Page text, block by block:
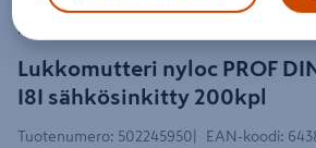
Lukkomutteri nyloc PROF
I8I sähkösinkitty 200kpl
PROF
Tuotenumero: 502245950 EAN-koodi: